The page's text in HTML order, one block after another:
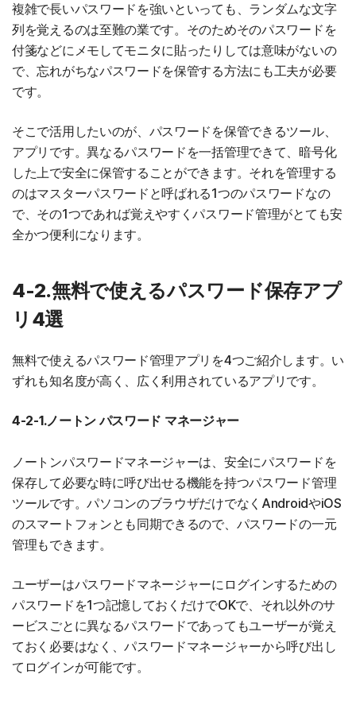
複雑で長いパスワードを強いといっても、ランダムな文字
列を覚えるのは至難の業です。そのためそのパスワードを
付箋などにメモしてモニタに貼ったりしては意味がないの
で、忘れがちなパスワードを保管する方法にも工夫が必要
です。
そこで活用したいのが、パスワードを保管できるツール、
アプリです。異なるパスワードを一括管理できて、暗号化
した上で安全に保管することができます。それを管理する
のはマスターパスワードと呼ばれる1つのパスワードなの
で、その1つであれば覚えやすくパスワード管理がとても安
全かつ便利になります。
4-2.無料で使えるパスワード保存アプ
リ4選
無料で使えるパスワード管理アプリを4つご紹介します。い
ずれも知名度が高く、広く利用されているアプリです。
4-2-1.ノートン パスワード マネージャー
ノートンパスワードマネージャーは、安全にパスワードを
保存して必要な時に呼び出せる機能を持つパスワード管理
ツールです。パソコンのブラウザだけでなくAndroidやiOS
のスマートフォンとも同期できるので、パスワードの一元
管理もできます。
ユーザーはパスワードマネージャーにログインするための
パスワードを1つ記憶しておくだけでOKで、それ以外のサ
ービスごとに異なるパスワードであってもユーザーが覚え
ておく必要はなく、パスワードマネージャーから呼び出し
てログインが可能です。